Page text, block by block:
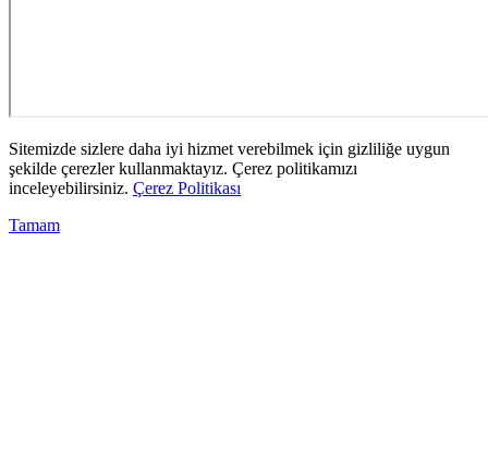
Sitemizde sizlere daha iyi hizmet verebilmek için gizliliğe uygun
şekilde çerezler kullanmaktayız. Çerez politikamızı
inceleyebilirsiniz. Çerez Politikası
Tamam